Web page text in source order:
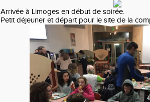
Arrivée à Limoges en début de soirée.
Petit déjeuner et départ pour le site de la